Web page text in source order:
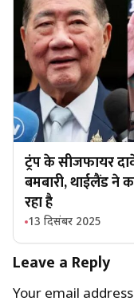
ट्रंप के सीजफायर
बमबारी, थाईलैंड ने
रहा है
13 दिसंबर 2025
Leave a Reply
Your email